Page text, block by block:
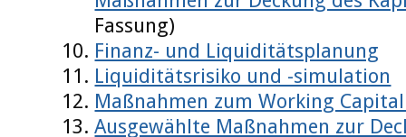
Fassung)
Finanz- und Liquiditätsplanung
Liquiditätsrisiko und -simulation
Maßnahmen zum Working
Ausgewählte Maßnahmen zur